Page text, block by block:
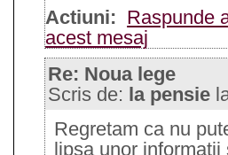
Actiuni: Raspunde
acest mesaj
Re: Noua lege
Scris de: la pensie
Regretam ca nu
lipsa unor